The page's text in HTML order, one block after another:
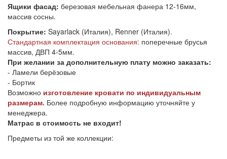
Ящики фасад: березовая мебельная фанера 12-16мм,
массив сосны.
Покрытие: Sayarlack (Италия), Renner (Италия).
Стандартная комплектация основания: поперечные брусья
массив, ДВП 4-5мм.
При желании за дополнительную плату можно заказать:
- Ламели берёзовые
- Бортик
Возможно изготовление кровати по индивидуальным
размерам. Более подробную информацию уточняйте у
менеджера.
Матрас в стоимость не входит!
Предметы из той же коллекции: